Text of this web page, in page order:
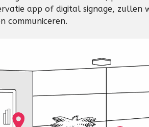
app of digital signage, zullen
communiceren.